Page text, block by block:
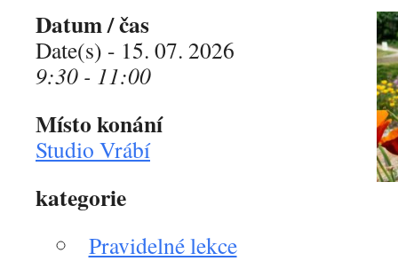
Datum / čas
Date(s) - 15. 07. 2026
9:30 - 11:00
Místo konání
Studio Vrábí
kategorie
Pravidelné lekce